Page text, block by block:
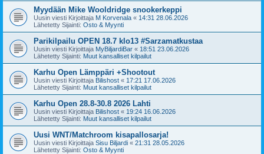
Myydään Mike Wooldridge snookerkeppi
Uusin viesti Kirjoittaja M Korvenala « 14:31 28.06.2026
Lähetetty Sijainti: Osto & Myynti
Parikilpailu OPEN 18.7 klo13 #Sarzamatkustaa
Uusin viesti Kirjoittaja MyBiljardiBar « 18:51 23.06.2026
Lähetetty Sijainti: Muut kansalliset kilpailut
Karhu Open Lämppäri +Shootout
Uusin viesti Kirjoittaja Bilishost « 17:21 17.06.2026
Lähetetty Sijainti: Muut kansalliset kilpailut
Karhu Open 28.8-30.8 2026 Lahti
Uusin viesti Kirjoittaja Bilishost « 19:24 16.06.2026
Lähetetty Sijainti: Muut kansalliset kilpailut
Uusi WNT/Matchroom kisapallosarja!
Uusin viesti Kirjoittaja Sisu Biljardi « 21:31 28.05.2026
Lähetetty Sijainti: Osto & Myynti